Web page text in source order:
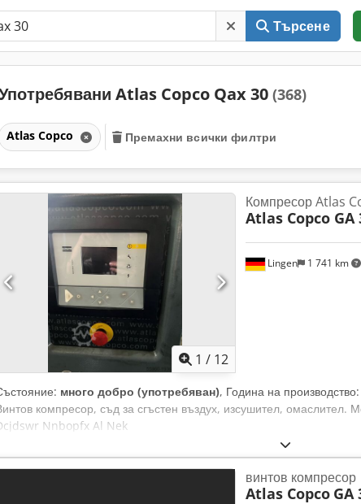
Търсене
Atlas Copco Qax 30 (368)
Atlas Copco Премахни всички филтри
1 / 12
Lingen 1 741 km
Компресор Atlas
Atlas Copco GA
много добро (употребяван), Година на производство:
компресор, съд за сгъстен въздух, изсушител,
Nnbopfx Al Nek
винтов компресор
Atlas Copco GA